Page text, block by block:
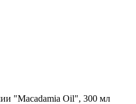
"Macadamia Oil", 300 мл